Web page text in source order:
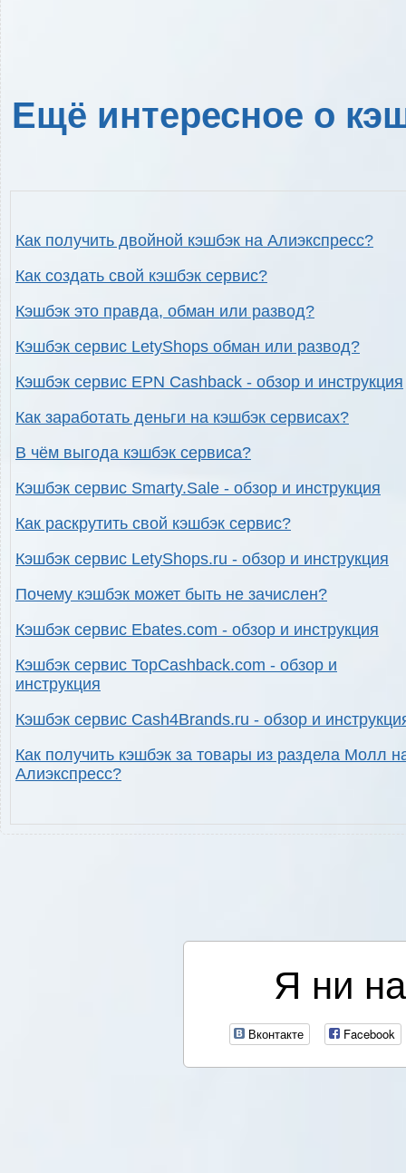
Ещё интересное о
Как получить двойной кэшбэк на Алиэкспресс?
Как создать свой кэшбэк сервис?
Кэшбэк это правда, обман или развод?
Кэшбэк сервис LetyShops обман или развод?
Кэшбэк сервис EPN Cashback - обзор и инструкция
Как заработать деньги на кэшбэк сервисах?
В чём выгода кэшбэк сервиса?
Кэшбэк сервис Smarty.Sale - обзор и инструкция
Как раскрутить свой кэшбэк сервис?
Кэшбэк сервис LetyShops.ru - обзор и инструкция
Почему кэшбэк может быть не зачислен?
Кэшбэк сервис Ebates.com - обзор и инструкция
Кэшбэк сервис TopCashback.com - обзор и
инструкция
Кэшбэк сервис Cash4Brands.ru - обзор и
Как получить кэшбэк за товары из раздела Молл
Алиэкспресс?
Я ни
Вконтакте Facebook